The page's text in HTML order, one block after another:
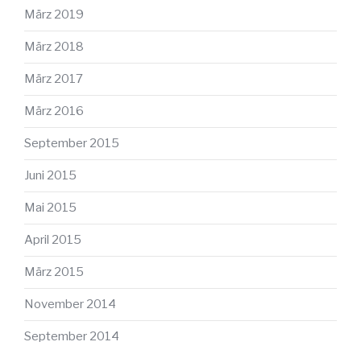
März 2019
März 2018
März 2017
März 2016
September 2015
Juni 2015
Mai 2015
April 2015
März 2015
November 2014
September 2014